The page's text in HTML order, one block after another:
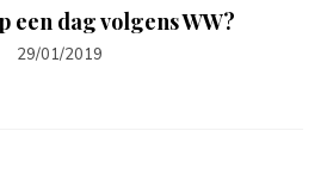
een dag volgens WW?
29/01/2019